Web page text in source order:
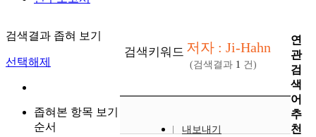
검색결과 좁혀 보기
선택해제
좁혀본 항목 보기
순서
검색키워드 저자 : Ji-Hahn
(검색결과 1 건)
내보내기
연
관
검
색
어
추
천